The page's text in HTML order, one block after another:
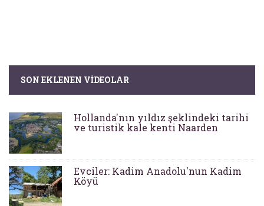
SON EKLENEN VIDEOLAR
Hollanda'nın yıldız şeklindeki tarihi
ve turistik kale kenti Naarden
Evciler: Kadim Anadolu'nun Kadim
Köyü